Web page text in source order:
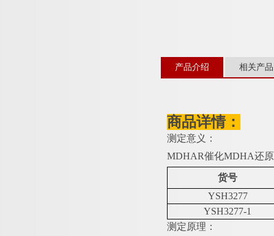
产品介绍 相关产品
商品详情：
测定意义：
MDHAR催化MDHA还
货号
YSH3277
YSH3277-1
测定原理：